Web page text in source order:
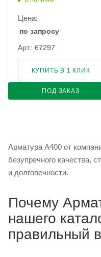
Цена:
по запросу
Арт.: 67297
ПОД ЗАКАЗ
КУПИТЬ В 1 КЛИК
Арматура А400 от
безупречного качества,
и долговечности.
Почему
нашего
правильный